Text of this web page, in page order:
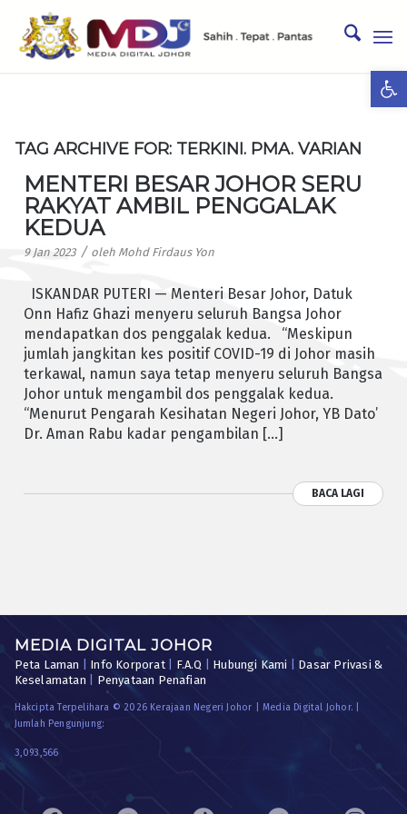
TAG ARCHIVE FOR: TERKINI. PMA. VARIAN
MENTERI BESAR JOHOR SERU
RAKYAT AMBIL PENGGALAK
KEDUA
9 Jan 2023 / oleh Mohd Firdaus Yon
ISKANDAR PUTERI — Menteri Besar Johor, Datuk
Onn Hafiz Ghazi menyeru seluruh Bangsa Johor
mendapatkan dos penggalak kedua. “Meskipun
jumlah jangkitan kes positif COVID-19 di Johor masih
terkawal, namun saya tetap menyeru seluruh Bangsa
Johor untuk mengambil dos penggalak kedua.
“Menurut Pengarah Kesihatan Negeri Johor, YB Dato’
Dr. Aman Rabu kadar pengambilan […]
BACA LAGI
MEDIA DIGITAL JOHOR
Peta Laman Info Korporat| F.A.Q Hubungi Kami
Dasar Privasi &
Keselamatan
Penyataan Penafian
Hakcipta Terpelihara © 2026 Kerajaan Negeri Johor | Media Digital Johor. |
Jumlah Pengunjung:
3,093,566